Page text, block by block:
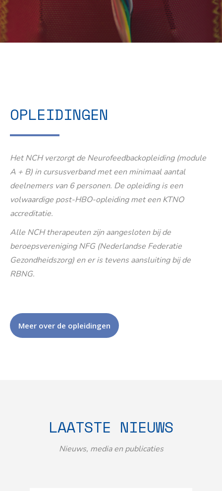
OPLEIDINGEN
Het NCH verzorgt de Neurofeedbackopleiding (module
A + B) in cursusverband met een minimaal aantal
deelnemers van 6 personen. De opleiding is een
volwaardige post-HBO-opleiding met een KTNO
accreditatie.
Alle NCH therapeuten zijn aangesloten bij de
beroepsvereniging NFG (Nederlandse Federatie
Gezondheidszorg) en er is tevens aansluiting bij de
RBNG.
Meer over de opleidingen
LAATSTE NIEUWS
Nieuws, media en publicaties